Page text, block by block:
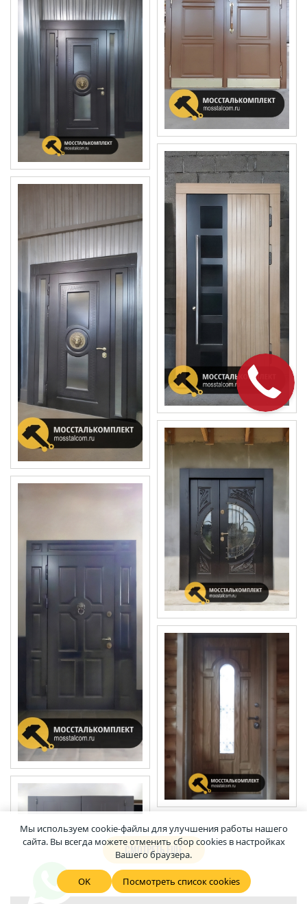
СМОТРЕТЬ ЕЩЕ
Мы используем cookie-файлы для улучшения работы нашего
сайта. Вы всегда можете отменить сбор cookies в настройках
Вашего браузера.
OK Посмотреть список cookies